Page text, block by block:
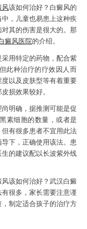
风该如何治好？白癜风的
，儿童也易患上这种疾
其的伤害是很大的。那
癜风医院的介绍。
用特定的药物，配合紫
此种治疗的疗效因人而
以及皮肤型等有着重要
损效果较好。
明确，据推测可能是促
素细胞的数量，或者是
有很多患者不宜用此法
下，正确使用该法。患
的建议配以长波紫外线
该如何治好？武汉白癜
很多，家长需要注意谨
制定适合孩子的治疗方